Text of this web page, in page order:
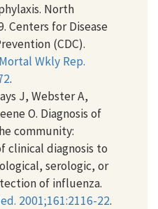
North
Centers for Disease
(CDC).
Wkly Rep.
.
J, Webster A,
O. Diagnosis of
community:
clinical diagnosis to
serologic, or
of influenza.
2001;161:2116-22.